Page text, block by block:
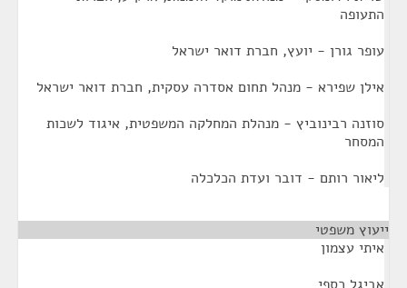
התעופה
עופר גורן - יועץ, חברת דואר ישראל
אילן שפירא - מנהל תחום אסדרה עסקית, חברת דואר ישראל
סוזנה רבינוביץ - מנהלת המחלקה המשפטית, איגוד לשכות
המסחר
ליאור רותם - דובר ועדת הכלכלה
ייעוץ משפטי
איתי עצמון